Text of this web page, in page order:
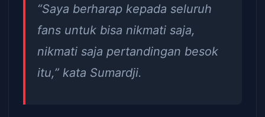
“Saya berharap kepada seluruh
fans untuk bisa nikmati saja,
nikmati saja pertandingan besok
itu,” kata Sumardji.